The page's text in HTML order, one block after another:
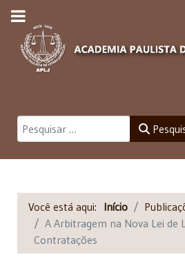
Pesquisar
Você está aqui: Início
A Arbitragem na Nova Lei de
Contratações